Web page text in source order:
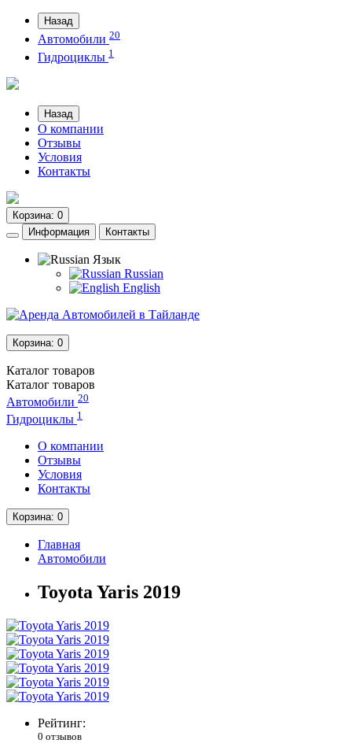
Назад
Автомобили 20
Гидроциклы 1
Назад
О компании
Отзывы
Условия
Контакты
Корзина: 0
Информация
Контакты
Язык
Russian
English
Корзина: 0
Каталог товаров
Каталог товаров
Автомобили 20
Гидроциклы 1
О компании
Отзывы
Условия
Контакты
Корзина: 0
Главная
Автомобили
Toyota Yaris 2019
Рейтинг:
0 отзывов